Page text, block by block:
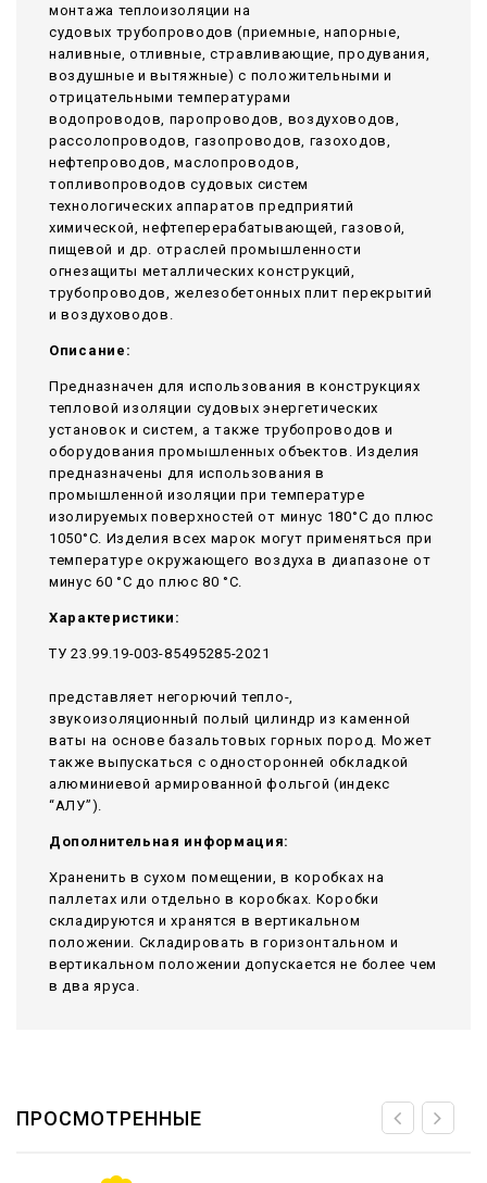
монтажа теплоизоляции на
судовых трубопроводов (приемные, напорные,
наливные, отливные, стравливающие, продувания,
воздушные и вытяжные) с положительными и
отрицательными температурами
водопроводов, паропроводов, воздуховодов,
рассолопроводов, газопроводов, газоходов,
нефтепроводов, маслопроводов,
топливопроводов судовых систем
технологических аппаратов предприятий
химической, нефтеперерабатывающей, газовой,
пищевой и др. отраслей промышленности
огнезащиты металлических конструкций,
трубопроводов, железобетонных плит перекрытий
и воздуховодов.
Описание:
Предназначен для использования в конструкциях
тепловой изоляции судовых энергетических
установок и систем, а также трубопроводов и
оборудования промышленных объектов. Изделия
предназначены для использования в
промышленной изоляции при температуре
изолируемых поверхностей от минус 180°С до плюс
1050°С. Изделия всех марок могут применяться при
температуре окружающего воздуха в диапазоне от
минус 60 °С до плюс 80 °С.
Характеристики:
ТУ 23.99.19-003-85495285-2021
представляет негорючий тепло-,
звукоизоляционный полый цилиндр из каменной
ваты на основе базальтовых горных пород. Может
также выпускаться с односторонней обкладкой
алюминиевой армированной фольгой (индекс
“АЛУ”).
Дополнительная информация:
Храненить в сухом помещении, в коробках на
паллетах или отдельно в коробках. Коробки
складируются и хранятся в вертикальном
положении. Складировать в горизонтальном и
вертикальном положении допускается не более чем
в два яруса.
ПРОСМОТРЕННЫЕ